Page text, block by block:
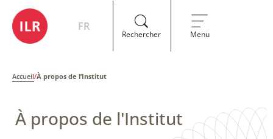
FR
Rechercher Menu
Accueil/À propos de l’Institut
À propos de l'Institut